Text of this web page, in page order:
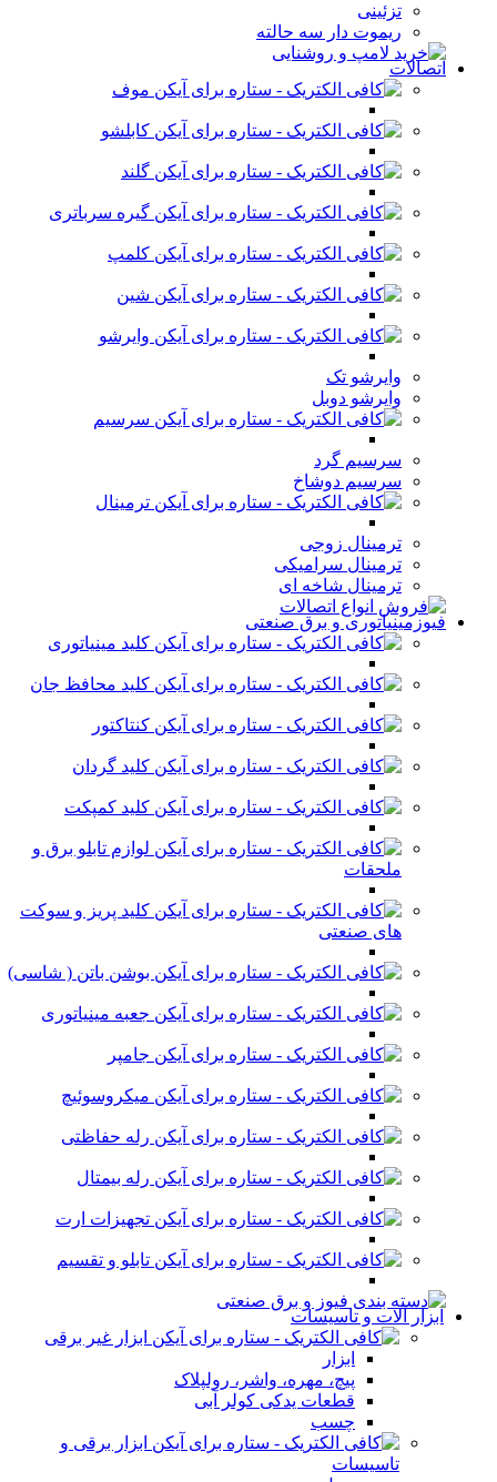
تزئینی
ریموت دار سه حالته
اتصالات
موف
کابلشو
گلند
گیره سرباتری
کلمپ
شین
وایرشو
وایرشو تک
وایرشو دوبل
سرسیم
سرسیم گرد
سرسیم دوشاخ
ترمینال
ترمینال زوجی
ترمینال سرامیکی
ترمینال شاخه ای
فیوزمینیاتوری و برق صنعتی
کلید مینیاتوری
کلید محافظ جان
کنتاکتور
کلید گردان
کلید کمپکت
لوازم تابلو برق و
ملحقات
کلید پریز و سوکت
های صنعتی
بوشن باتن ( شاسی)
جعبه مینیاتوری
جامپر
میکروسوئیچ
رله حفاظتی
رله بیمتال
تجهیزات ارت
تابلو و تقسیم
ابزار آلات و تاسیسات
ابزار غیر برقی
ابزار
پیچ، مهره، واشر، رولپلاک
قطعات یدکی کولر آبی
چسب
ابزار برقی و
تاسیسات